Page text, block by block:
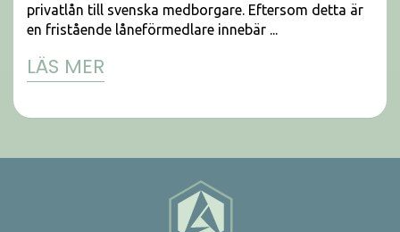
privatlån till svenska medborgare. Eftersom detta är
en fristående låneförmedlare innebär ...
LÄS MER